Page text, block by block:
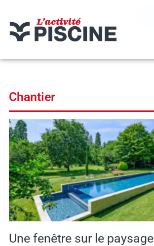
Chantier
Une fenêtre sur le paysage